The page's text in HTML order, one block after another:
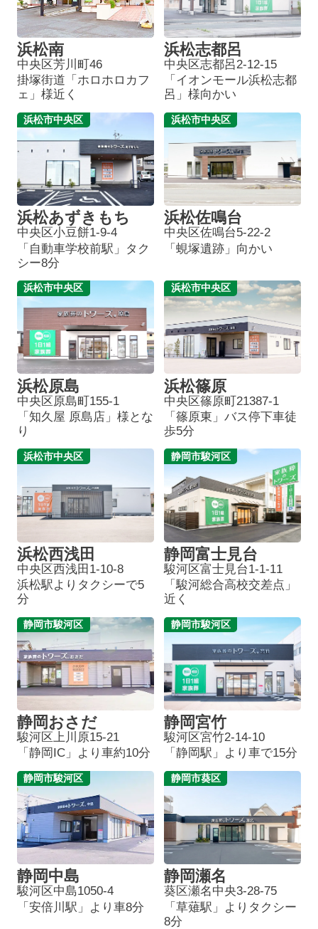
浜松南
中央区芳川町46
掛塚街道「ホロホロカフ
ェ」様近く
浜松志都呂
中央区志都呂2-12-15
「イオンモール浜松志都
呂」様向かい
浜松市中央区
浜松あずきもち
中央区小豆餅1-9-4
「自動車学校前駅」タク
シー8分
浜松市中央区
浜松佐鳴台
中央区佐鳴台5-22-2
「蜆塚遺跡」向かい
浜松市中央区
浜松原島
中央区原島町155-1
「知久屋 原島店」様とな
り
浜松市中央区
浜松篠原
中央区篠原町21387-1
「篠原東」バス停下車徒
歩5分
浜松市中央区
浜松西浅田
中央区西浅田1-10-8
浜松駅よりタクシーで5
分
静岡市駿河区
静岡富士見台
駿河区富士見台1-1-11
「駿河総合高校交差点」
近く
静岡市駿河区
静岡おさだ
駿河区上川原15-21
「静岡IC」より車約10分
静岡市駿河区
静岡宮竹
駿河区宮竹2-14-10
「静岡駅」より車で15分
静岡市駿河区
静岡中島
駿河区中島1050-4
「安倍川駅」より車8分
静岡市葵区
静岡瀬名
葵区瀬名中央3-28-75
「草薙駅」よりタクシー
8分